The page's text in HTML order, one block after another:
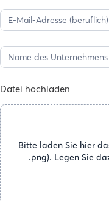
Datei hochladen
Bitte laden Sie hier
.png). Legen Sie